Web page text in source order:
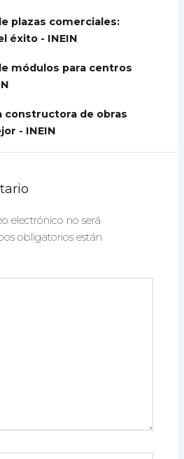
plazas comerciales:
éxito - INEIN
módulos para centros
constructora de obras
- INEIN
electrónico no será
obligatorios están